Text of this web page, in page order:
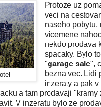
Protoze uz
veci na
naseho pobytu,
vicemene
nekdo prodava
spacaky. Bylo
"garage sale",
bezna vec. Lidi
inzeraty a pak v
a tam prodavaji "kramy
V inzeratu bylo ze